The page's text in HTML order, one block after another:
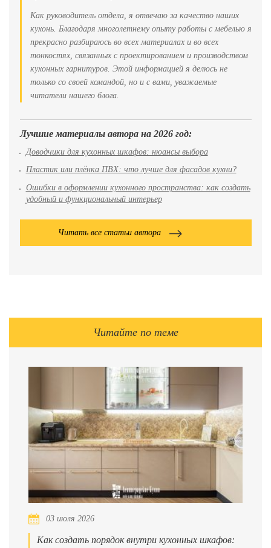
Как руководитель отдела, я отвечаю за качество наших
кухонь. Благодаря многолетнему опыту работы с мебелью я
прекрасно разбираюсь во всех материалах и во всех
тонкостях, связанных с проектированием и производством
кухонных гарнитуров. Этой информацией я делюсь не
только со своей командой, но и с вами, уважаемые
читатели нашего блога.
Лучшие материалы автора на 2026 год:
Доводчики для кухонных шкафов: нюансы выбора
Пластик или плёнка ПВХ: что лучше для фасадов кухни?
Ошибки в оформлении кухонного пространства: как создать
удобный и функциональный интерьер
Читать все статьи автора
Читайте по теме
03 июля 2026
Как создать порядок внутри кухонных шкафов: